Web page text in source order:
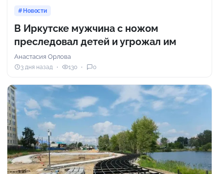
Новости
В Иркутске мужчина с ножом
преследовал детей и угрожал им
Анастасия Орлова
3 дня назад 130 0